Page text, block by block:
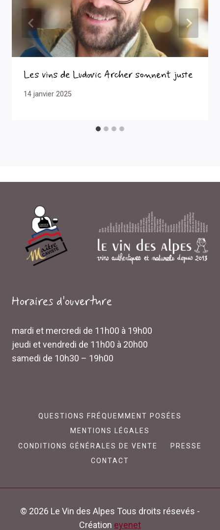
Les vins de Ludovic Archer sonnent juste
14 janvier 2025
Horaires d'ouverture
mardi et mercredi de 11h00 à 19h00
jeudi et vendredi de 11h00 à 20h00
samedi de 10h30 – 19h00
QUESTIONS FRÉQUEMMENT POSÉES
MENTIONS LÉGALES
CONDITIONS GÉNÉRALES DE VENTE
PRESSE
CONTACT
© 2026 Le Vin des Alpes Tous droits résevés -
Création eyenet